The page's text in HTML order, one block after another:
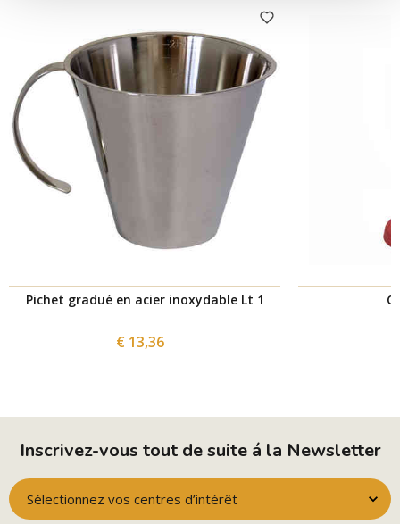
Pichet gradué en acier inoxydable Lt 1
€ 13,36
Inscrivez-vous tout de suite á la Newsletter
Sélectionnez vos centres d’intérêt